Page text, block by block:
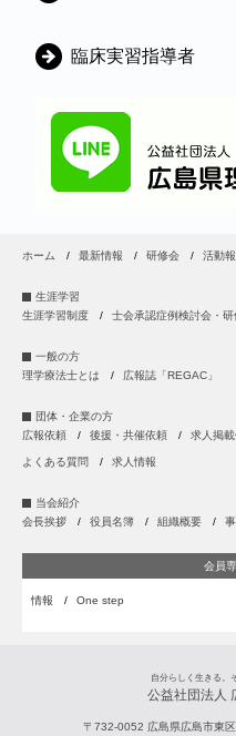
臨床実習指導者
ホーム 最新情報 研修会 活動
生涯学習
生涯学習制度
士会承認症例検討会・研
一般の方
理学療法士とは
広報誌「REGAC」
団体・企業の方
広報依頼
後援・共催依頼 求人掲
よくある質問 求人情報
当会紹介
会長挨拶
役員名簿 組織概要
会員
情報 One step
自分らしく生きる。
公益社団法人
〒732-0052 広島県広島市東